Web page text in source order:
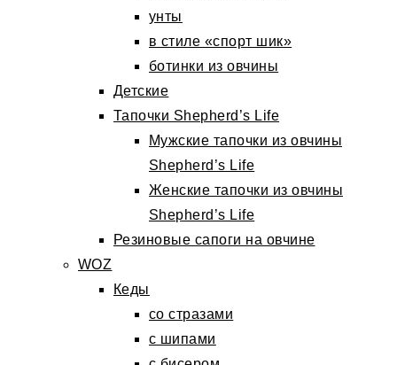
унты
в стиле «спорт шик»
ботинки из овчины
Детские
Тапочки Shepherd’s Life
Мужские тапочки из овчины
Shepherd’s Life
Женские тапочки из овчины
Shepherd’s Life
Резиновые сапоги на овчине
WOZ
Кеды
со стразами
с шипами